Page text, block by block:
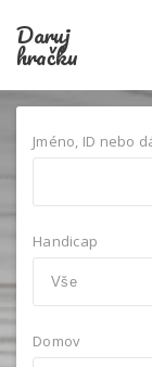
Daruj
hračku
Jméno, ID nebo
Handicap
Domov